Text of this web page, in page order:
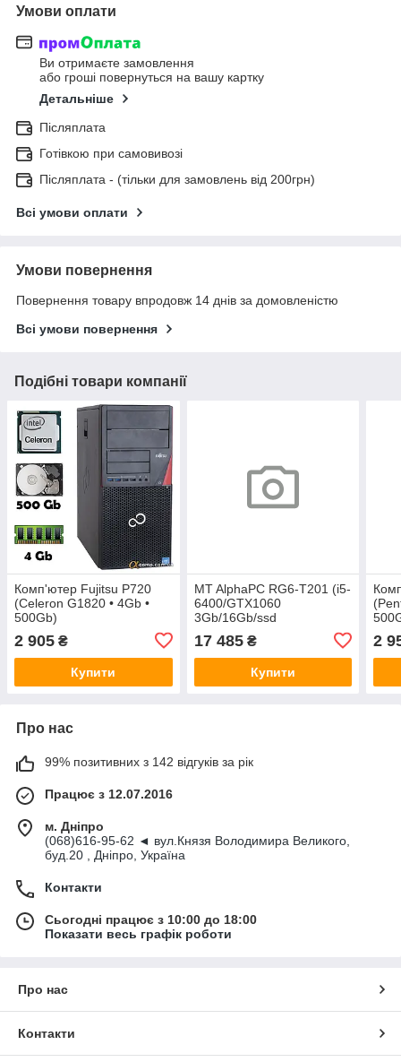
Умови оплати
Ви отримаєте замовлення
або гроші повернуться на вашу картку
Детальніше
Післяплата
Готівкою при самовивозі
Післяплата - (тільки для замовлень від 200грн)
Всі умови оплати
Умови повернення
Повернення товару впродовж 14 днів за домовленістю
Всі умови повернення
Подібні товари компанії
Комп'ютер Fujitsu P720
(Celeron G1820 • 4Gb •
500Gb)
2 905 ₴
Купити
MT AlphaPC RG6-T201 (i5-
6400/GTX1060
3Gb/16Gb/ssd
17 485₴
Купити
2
Про нас
99% позитивних з 142 відгуків за рік
Працює з 12.07.2016
м. Дніпро
(068)616-95-62 ◄ вул.Князя Володимира Великого,
буд.20 , Дніпро, Україна
Контакти
Сьогодні працює з 10:00 до 18:00
Показати весь графік роботи
Про нас
Контакти